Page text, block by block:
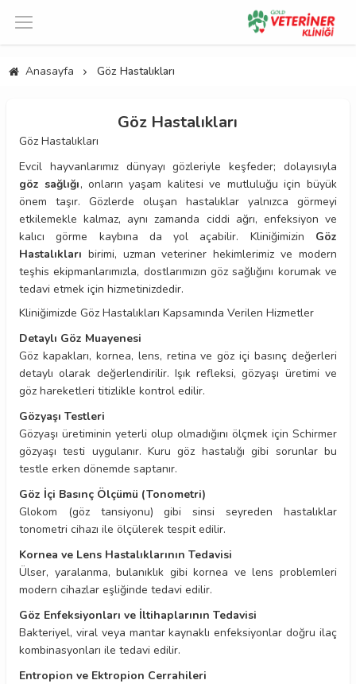
Anasayfa Göz Hastalıkları
Göz Hastalıkları
Göz Hastalıkları
Evcil hayvanlarımız dünyayı gözleriyle keşfeder; dolayısıyla
göz sağlığı, onların yaşam kalitesi ve mutluluğu için büyük
önem taşır. Gözlerde oluşan hastalıklar yalnızca görmeyi
etkilemekle kalmaz, aynı zamanda ciddi ağrı, enfeksiyon ve
kalıcı görme kaybına da yol açabilir. Kliniğimizin Göz
Hastalıkları birimi, uzman veteriner hekimlerimiz ve modern
teşhis ekipmanlarımızla, dostlarımızın göz sağlığını korumak ve
tedavi etmek için hizmetinizdedir.
Kliniğimizde Göz Hastalıkları Kapsamında Verilen Hizmetler
Detaylı Göz Muayenesi
Göz kapakları, kornea, lens, retina ve göz içi basınç değerleri
detaylı olarak değerlendirilir. Işık refleksi, gözyaşı üretimi ve
göz hareketleri titizlikle kontrol edilir.
Gözyaşı Testleri
Gözyaşı üretiminin yeterli olup olmadığını ölçmek için Schirmer
gözyaşı testi uygulanır. Kuru göz hastalığı gibi sorunlar bu
testle erken dönemde saptanır.
Göz İçi Basınç Ölçümü (Tonometri)
Glokom (göz tansiyonu) gibi sinsi seyreden hastalıklar
tonometri cihazı ile ölçülerek tespit edilir.
Kornea ve Lens Hastalıklarının Tedavisi
Ülser, yaralanma, bulanıklık gibi kornea ve lens problemleri
modern cihazlar eşliğinde tedavi edilir.
Göz Enfeksiyonları ve İltihaplarının Tedavisi
Bakteriyel, viral veya mantar kaynaklı enfeksiyonlar doğru ilaç
kombinasyonları ile tedavi edilir.
Entropion ve Ektropion Cerrahileri